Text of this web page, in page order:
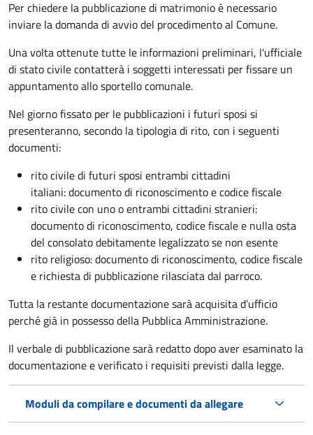
Per chiedere la pubblicazione di matrimonio è necessario
inviare la domanda di avvio del procedimento al Comune.
Una volta ottenute tutte le informazioni preliminari, l'ufficiale
di stato civile contatterà i soggetti interessati per fissare un
appuntamento allo sportello comunale.
Nel giorno fissato per le pubblicazioni i futuri sposi si
presenteranno, secondo la tipologia di rito, con i seguenti
documenti:
rito civile di futuri sposi entrambi cittadini
italiani: documento di riconoscimento e codice fiscale
rito civile con uno o entrambi cittadini stranieri:
documento di riconoscimento, codice fiscale e nulla osta
del consolato debitamente legalizzato se non esente
rito religioso: documento di riconoscimento, codice fiscale
e richiesta di pubblicazione rilasciata dal parroco.
Tutta la restante documentazione sarà acquisita d’ufficio
perché già in possesso della Pubblica Amministrazione.
Il verbale di pubblicazione sarà redatto dopo aver esaminato la
documentazione e verificato i requisiti previsti dalla legge.
Moduli da compilare e documenti da allegare